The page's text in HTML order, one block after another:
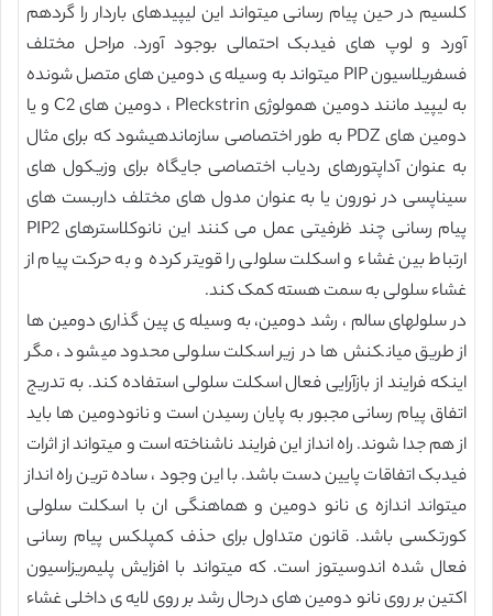
کلسیم در حین پیام رسانی میتواند این لیپیدهای باردار را گردهم
آورد و لوپ های فیدبک احتمالی بوجود آورد. مراحل مختلف
فسفریلاسیون PIP میتواند به وسیله ی دومین های متصل شونده
به لیپید مانند دومین همولوژی Pleckstrin ، دومین های C2 و یا
دومین های PDZ به طور اختصاصی سازماندهیشود که برای مثال
به عنوان آداپتورهای ردیاب اختصاصی جایگاه برای وزیکول های
سیناپسی در نورون یا به عنوان مدول های مختلف داربست های
پیام رسانی چند ظرفیتی عمل می کنند این نانوکلاسترهای PIP2
ارتباط بین غشاء و اسکلت سلولی را قویتر کرده و به حرکت پیام از
غشاء سلولی به سمت هسته کمک کند.
در سلولهای سالم ، رشد دومین، به وسیله ی پین گذاری دومین ها
از طریق میانکنش ها در زیر اسکلت سلولی محدود میشود ، مگر
اینکه فرایند از بازآرایی فعال اسکلت سلولی استفاده کند. به تدریج
اتفاق پیام رسانی مجبور به پایان رسیدن است و نانودومین ها باید
از هم جدا شوند. راه انداز این فرایند ناشناخته است و میتواند از اثرات
فیدبک اتفاقات پایین دست باشد. با این وجود ، ساده ترین راه انداز
میتواند اندازه ی نانو دومین و هماهنگی ان با اسکلت سلولی
کورتکسی باشد. قانون متداول برای حذف کمپلکس پیام رسانی
فعال شده اندوسیتوز است. که میتواند با افزایش پلیمریزاسیون
اکتین بر روی نانو دومین های درحال رشد بر روی لایه ی داخلی غشاء